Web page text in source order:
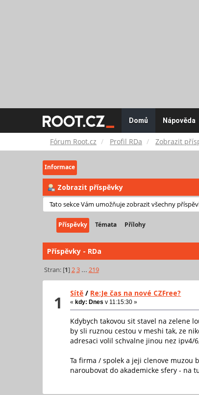
Fórum
Root.cz
Domů Nápověda
Fórum Root.cz Profil RDa Zobrazit
Informace
Zobrazit příspěvky
Tato sekce Vám umožňuje zobrazit všechny
Příspěvky Témata Přílohy
Příspěvky - RDa
Stran: [1]2 3 ... 219
1 Sítě / Re:Je čas na nové CZFree?
«kdy: Dnes v 11:15:30 »
Kdybych takovou sit stavel na zelene
by sli ruznou cestou v meshi tak, ze
adresaci volil schvalne jinou nez ipv4/
Ta firma / spolek a jeji clenove muzou
naroubovat do akademicke sfery - na